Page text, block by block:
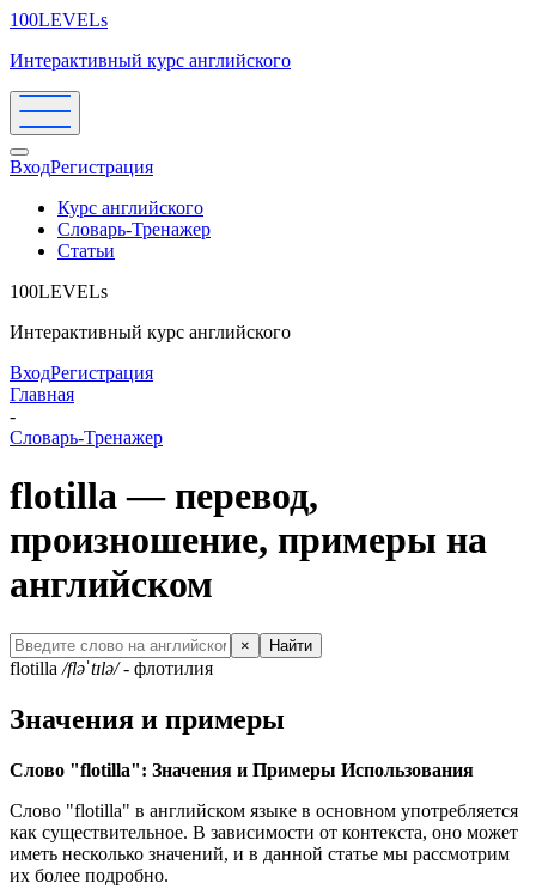
100LEVELs
Интерактивный курс английского
ВходРегистрация
Курс английского
Словарь-Тренажер
Статьи
100LEVELs
Интерактивный курс английского
ВходРегистрация
Главная
-
Словарь-Тренажер
flotilla — перевод,
произношение, примеры на
английском
× Найти
flotilla /fləˈtɪlə/- флотилия
Значения и примеры
Слово "flotilla": Значения и Примеры Использования
Слово "flotilla" в английском языке в основном употребляется
как существительное. В зависимости от контекста, оно может
иметь несколько значений, и в данной статье мы рассмотрим
их более подробно.